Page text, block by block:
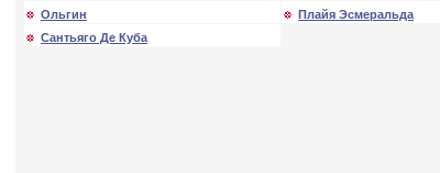
Ольгин
Плайя Эсмеральда
Сантьяго Де Куба